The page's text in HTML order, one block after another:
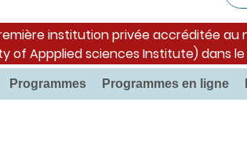
institution privée accréditée
of Appplied sciences Institute) dans
Programmes Programmes en ligne